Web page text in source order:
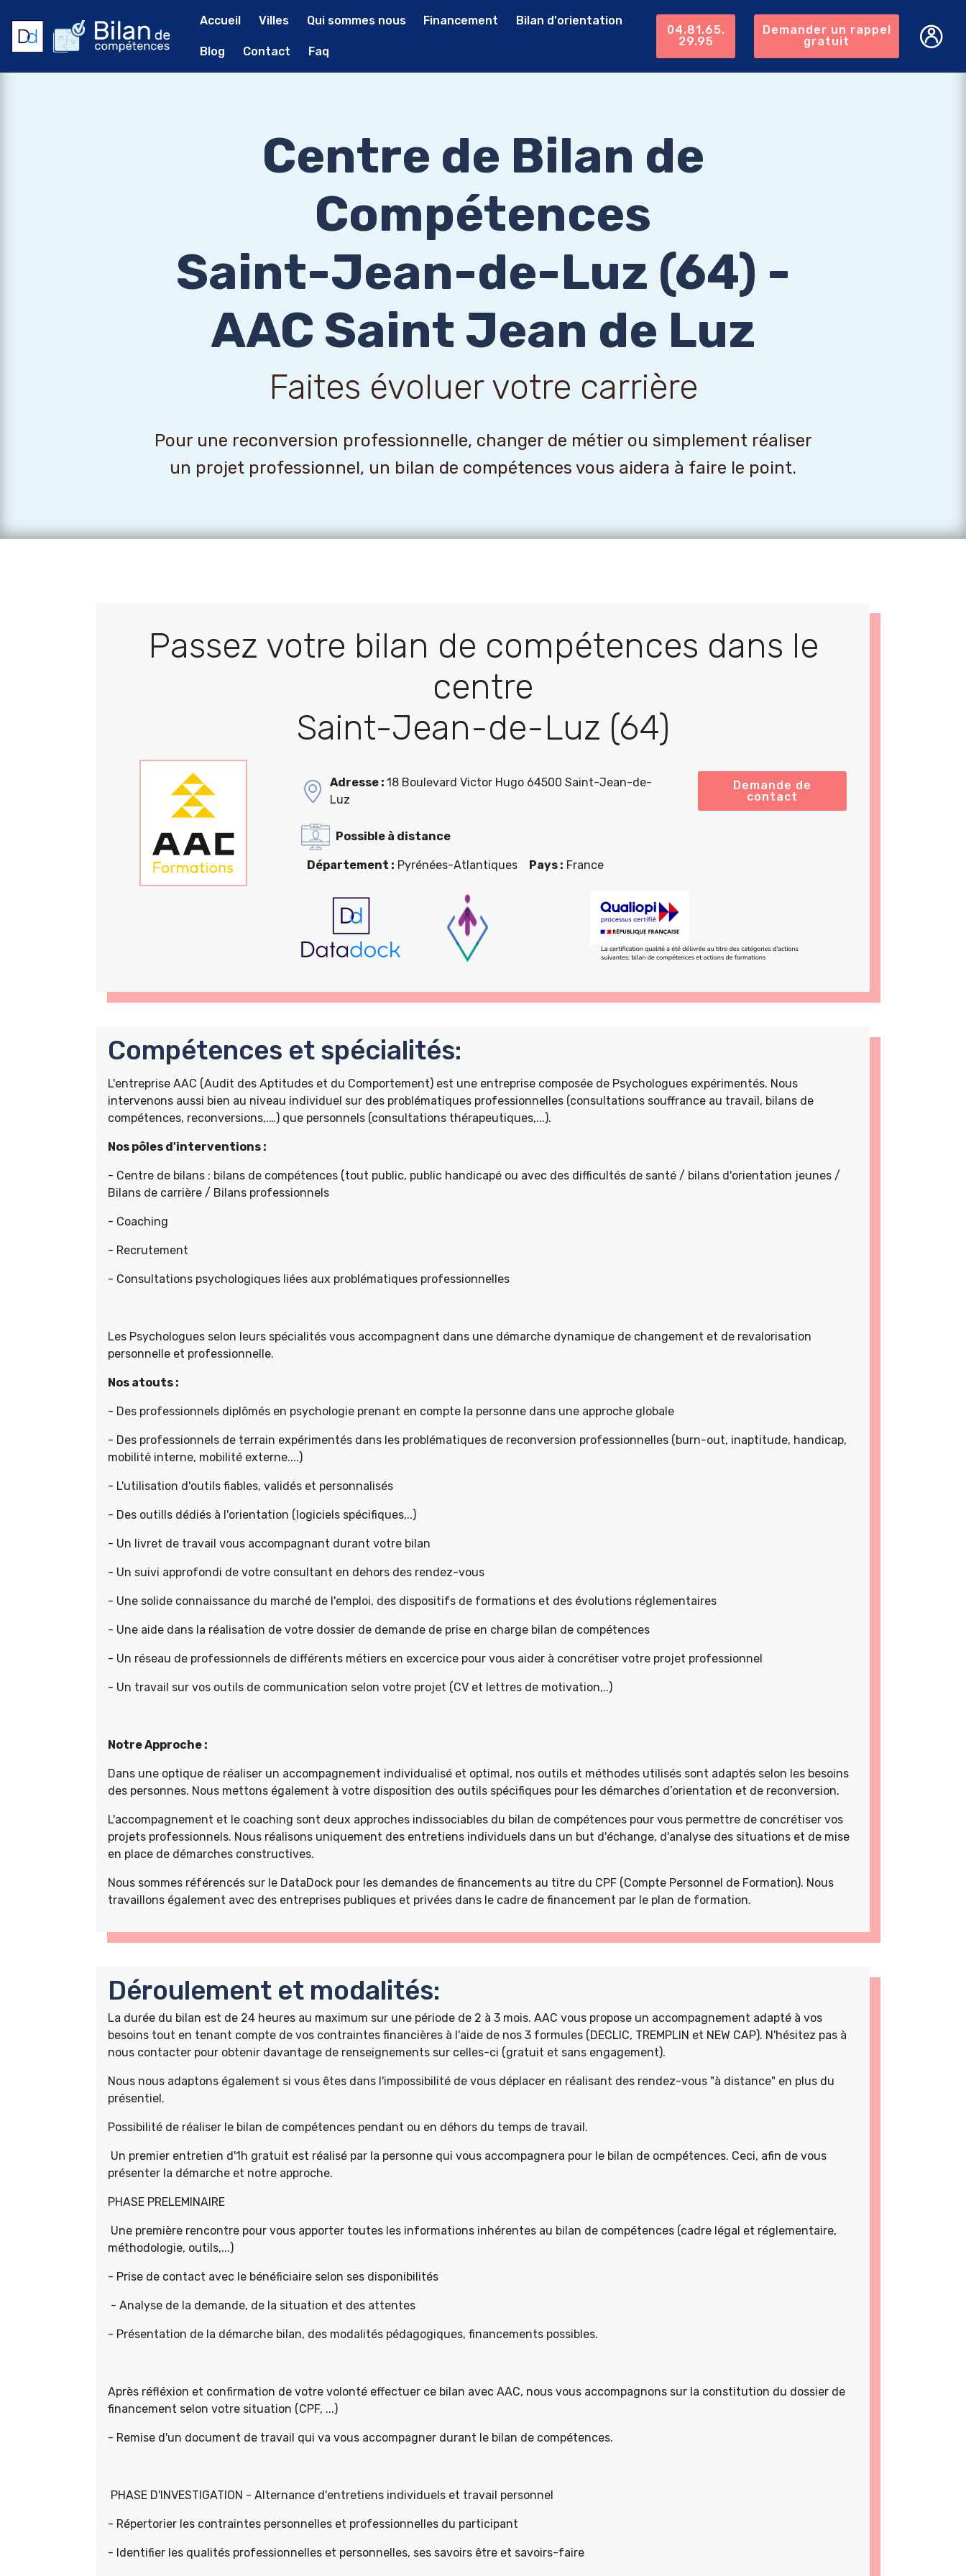
Accueil Villes Qui sommes nous Financement Bilan d'orientation
Blog Contact Faq
04.81.65.
29.95
Demander un rappel
gratuit
Centre de Bilan de
Compétences
Saint-Jean-de-Luz (64) -
AAC Saint Jean de Luz
Faites évoluer votre carrière
Pour une reconversion professionnelle, changer de métier ou simplement réaliser
un projet professionnel, un bilan de compétences vous aidera à faire le point.
Passez votre bilan de compétences dans le
centre
Saint-Jean-de-Luz (64)
Adresse : 18 Boulevard Victor Hugo 64500 Saint-Jean-de-
Luz
Demande de
contact
Possible à distance
Département : Pyrénées-Atlantiques Pays : France
Compétences et spécialités:
L'entreprise AAC (Audit des Aptitudes et du Comportement) est une entreprise composée de Psychologues expérimentés. Nous
intervenons aussi bien au niveau individuel sur des problématiques professionnelles (consultations souffrance au travail, bilans de
compétences, reconversions,.…) que personnels (consultations thérapeutiques,...).
Nos pôles d'interventions :
- Centre de bilans : bilans de compétences (tout public, public handicapé ou avec des difficultés de santé / bilans d'orientation jeunes /
Bilans de carrière / Bilans professionnels
- Coaching
- Recrutement
- Consultations psychologiques liées aux problématiques professionnelles
Les Psychologues selon leurs spécialités vous accompagnent dans une démarche dynamique de changement et de revalorisation
personnelle et professionnelle.
Nos atouts :
- Des professionnels diplômés en psychologie prenant en compte la personne dans une approche globale
- Des professionnels de terrain expérimentés dans les problématiques de reconversion professionnelles (burn-out, inaptitude, handicap,
mobilité interne, mobilité externe....)
- L'utilisation d'outils fiables, validés et personnalisés
- Des outills dédiés à l'orientation (logiciels spécifiques,..)
- Un livret de travail vous accompagnant durant votre bilan
- Un suivi approfondi de votre consultant en dehors des rendez-vous
- Une solide connaissance du marché de l'emploi, des dispositifs de formations et des évolutions réglementaires
- Une aide dans la réalisation de votre dossier de demande de prise en charge bilan de compétences
- Un réseau de professionnels de différents métiers en excercice pour vous aider à concrétiser votre projet professionnel
- Un travail sur vos outils de communication selon votre projet (CV et lettres de motivation,..)
Notre Approche :
Dans une optique de réaliser un accompagnement individualisé et optimal, nos outils et méthodes utilisés sont adaptés selon les besoins
des personnes. Nous mettons également à votre disposition des outils spécifiques pour les démarches d’orientation et de reconversion.
L'accompagnement et le coaching sont deux approches indissociables du bilan de compétences pour vous permettre de concrétiser vos
projets professionnels. Nous réalisons uniquement des entretiens individuels dans un but d'échange, d'analyse des situations et de mise
en place de démarches constructives.
Nous sommes référencés sur le DataDock pour les demandes de financements au titre du CPF (Compte Personnel de Formation). Nous
travaillons également avec des entreprises publiques et privées dans le cadre de financement par le plan de formation.
Déroulement et modalités:
La durée du bilan est de 24 heures au maximum sur une période de 2 à 3 mois. AAC vous propose un accompagnement adapté à vos
besoins tout en tenant compte de vos contraintes financières à l'aide de nos 3 formules (DECLIC, TREMPLIN et NEW CAP). N'hésitez pas à
nous contacter pour obtenir davantage de renseignements sur celles-ci (gratuit et sans engagement).
Nous nous adaptons également si vous êtes dans l'impossibilité de vous déplacer en réalisant des rendez-vous "à distance" en plus du
présentiel.
Possibilité de réaliser le bilan de compétences pendant ou en déhors du temps de travail.
Un premier entretien d'1h gratuit est réalisé par la personne qui vous accompagnera pour le bilan de ocmpétences. Ceci, afin de vous
présenter la démarche et notre approche.
PHASE PRELEMINAIRE
Une première rencontre pour vous apporter toutes les informations inhérentes au bilan de compétences (cadre légal et réglementaire,
méthodologie, outils,...)
- Prise de contact avec le bénéficiaire selon ses disponibilités
- Analyse de la demande, de la situation et des attentes
- Présentation de la démarche bilan, des modalités pédagogiques, financements possibles.
Après réfléxion et confirmation de votre volonté effectuer ce bilan avec AAC, nous vous accompagnons sur la constitution du dossier de
financement selon votre situation (CPF, ...)
- Remise d'un document de travail qui va vous accompagner durant le bilan de compétences.
PHASE D'INVESTIGATION - Alternance d'entretiens individuels et travail personnel
- Répertorier les contraintes personnelles et professionnelles du participant
- Identifier les qualités professionnelles et personnelles, ses savoirs être et savoirs-faire